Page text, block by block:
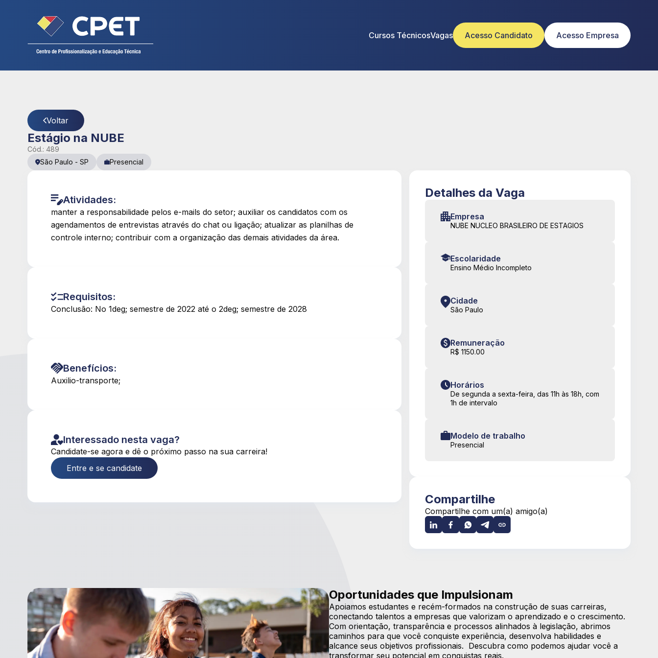
Cursos TécnicosVagas Acesso Candidato Acesso Empresa
Cadastre seu currículo
Voltar
Estágio na NUBE
Cód.: 489
São Paulo - SP Presencial
Atividades:
manter a responsabilidade pelos e-mails do setor; auxiliar os candidatos com os
agendamentos de entrevistas através do chat ou ligação; atualizar as planilhas de
controle interno; contribuir com a organização das demais atividades da área.
Requisitos:
Conclusão: No 1deg; semestre de 2022 até o 2deg; semestre de 2028
Benefícios:
Auxilio-transporte;
Interessado nesta vaga?
Candidate-se agora e dê o próximo passo na sua carreira!
Entre e se candidate
Detalhes da Vaga
Empresa
NUBE NUCLEO BRASILEIRO DE ESTAGIOS
Escolaridade
Ensino Médio Incompleto
Cidade
São Paulo
Remuneração
R$ 1150.00
Horários
De segunda a sexta-feira, das 11h às 18h, com
1h de intervalo
Modelo de trabalho
Presencial
Compartilhe
Compartilhe com um(a) amigo(a)
Oportunidades que Impulsionam
Apoiamos estudantes e recém-formados na construção de suas carreiras,
conectando talentos a empresas que valorizam o aprendizado e o crescimento.
Com orientação, transparência e processos alinhados à legislação, abrimos
caminhos para que você conquiste experiência, desenvolva habilidades e
alcance seus objetivos profissionais. Descubra como podemos ajudar você a
transformar seu potencial em conquistas reais.